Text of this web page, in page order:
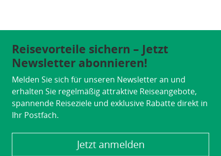
Reisevorteile sichern – Jetzt
Newsletter abonnieren!
Melden Sie sich für unseren Newsletter an und
erhalten Sie regelmäßig attraktive Reiseangebote,
spannende Reiseziele und exklusive Rabatte direkt in
Ihr Postfach.
Jetzt anmelden